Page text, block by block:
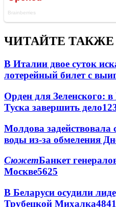
ЧИТАЙТЕ ТАКЖЕ
В Италии двое суток
лотерейный билет с
Орден для Зеленского:
Туска завершить дело
Молдова задействовала
воды из-за обмеления
СюжетБанкет
Москве5625
В Беларуси осудили
Трубецкой Михалка4841